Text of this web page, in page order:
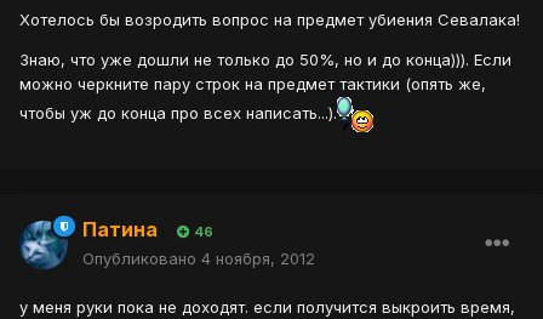
Хотелось бы возродить вопрос на предмет убиения Севалака!
Знаю, что уже дошли не только до 50%, но и до конца))). Если
можно черкните пару строк на предмет тактики (опять же,
чтобы уж до конца про всех написать...).
Патина 46
Опубликовано 4 ноября, 2012
у меня руки пока не доходят. если получится выкроить время,